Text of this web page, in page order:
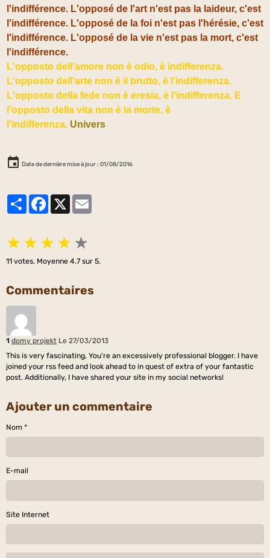
l'indifférence. L'opposé de l'art n'est pas la laideur, c'est
l'indifférence. L'opposé de la foi n'est pas l'hérésie, c'est
l'indifférence. L'opposé de la vie n'est pas la mort, c'est
l'indifférence.
L'opposto dell'amore non è odio, è indifferenza.
L'opposto dell'arte non è il brutto, è l'indifferenza.
L'opposto della fede non è eresia, è l'indifferenza. E
l'opposto della vita non è la morte, è
l'indifferenza. Univers
Date de dernière mise à jour : 01/08/2016
PartagerFacebook
X
★ ★ ★ ★ ★
11 votes. Moyenne 4.7 sur 5.
Commentaires
1 domy projekt Le 27/03/2013
This is very fascinating, You're an excessively professional blogger. I have
joined your rss feed and look ahead to in quest of extra of your fantastic
post. Additionally, I have shared your site in my social networks!
Ajouter un commentaire
Nom
E-mail
Site Internet